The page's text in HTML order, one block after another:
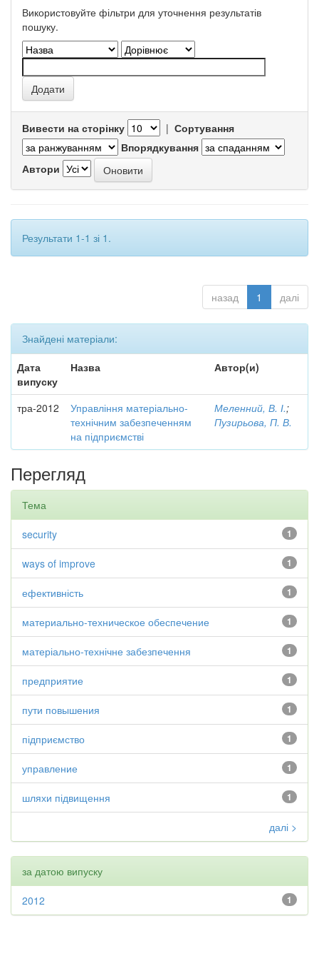
Використовуйте фільтри для уточнення результатів
пошуку.
Вивести на сторінку | Сортування
Впорядкування
Автори
Результати 1-1 зі 1.
назад 1 далі
Знайдені матеріали:
Дата
випуску
Назва Автор(и)
тра-2012
Управління матеріально-
технічним забезпеченням
на підприємстві
Меленний, В. І.;
Пузирьова, П. В.
Перегляд
Тема
1
security
1
ways of improve
1
ефективність
1
материально-техническое обеспечение
1
матеріально-технічне забезпечення
1
предприятие
1
пути повышения
1
підприємство
1
управление
1
шляхи підвищення
далі >
за датою випуску
1
2012